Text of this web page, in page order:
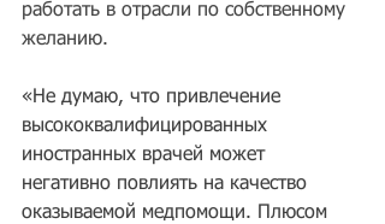
работать в отрасли по собственному
желанию.
«Не думаю, что привлечение
высококвалифицированных
иностранных врачей может
негативно повлиять на качество
оказываемой медпомощи. Плюсом